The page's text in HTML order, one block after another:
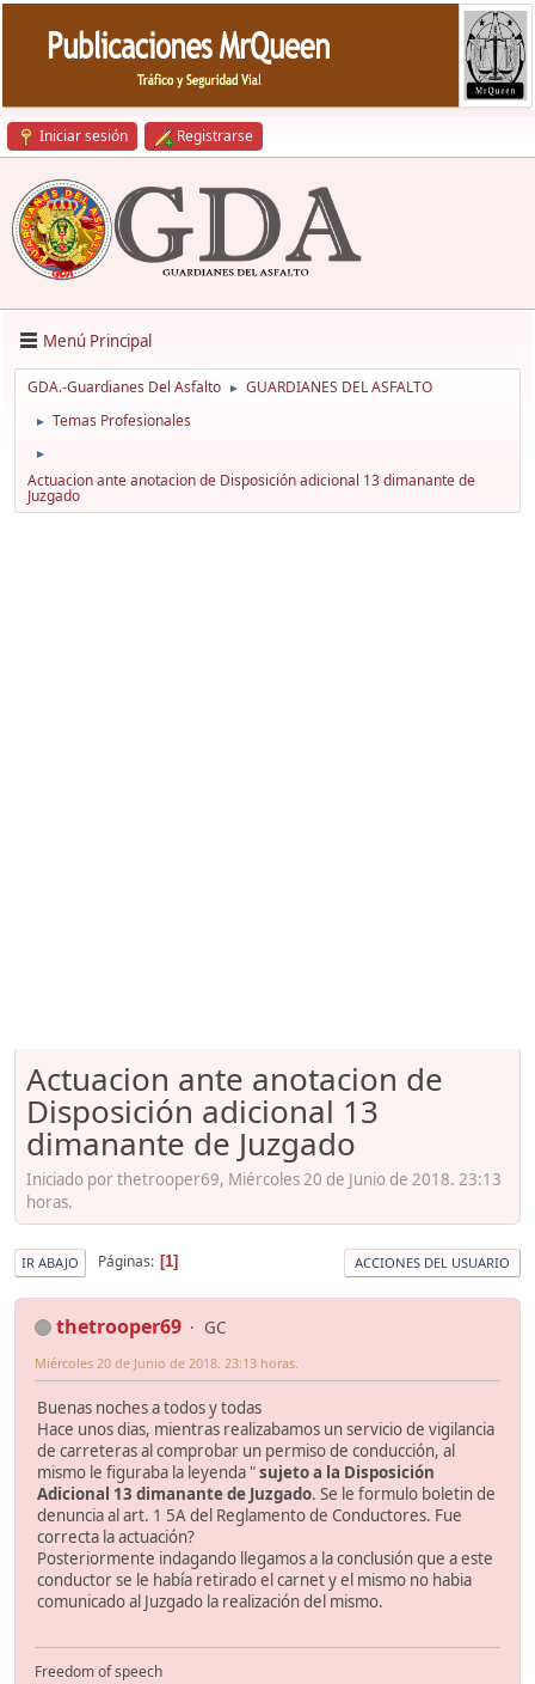
Iniciar sesión Registrarse
Menú Principal
GDA.-Guardianes Del Asfalto ► GUARDIANES DEL ASFALTO
► Temas Profesionales
►
Actuacion ante anotacion de Disposición adicional 13 dimanante de
Juzgado
Actuacion ante anotacion de
Disposición adicional 13
dimanante de Juzgado
Iniciado por thetrooper69, Miércoles 20 de Junio de 2018. 23:13
horas.
IR ABAJO Páginas 1 ACCIONES DEL USUARIO
thetrooper69 GC
Miércoles 20 de Junio de 2018. 23:13 horas.
Buenas noches a todos y todas
Hace unos dias, mientras realizabamos un servicio de vigilancia
de carreteras al comprobar un permiso de conducción, al
mismo le figuraba la leyenda "sujeto a la Disposición
Adicional 13 dimanante de Juzgado. Se le formulo boletin de
denuncia al art. 1 5A del Reglamento de Conductores. Fue
correcta la actuación?
Posteriormente indagando llegamos a la conclusión que a este
conductor se le había retirado el carnet y el mismo no habia
comunicado al Juzgado la realización del mismo.
Freedom of speech